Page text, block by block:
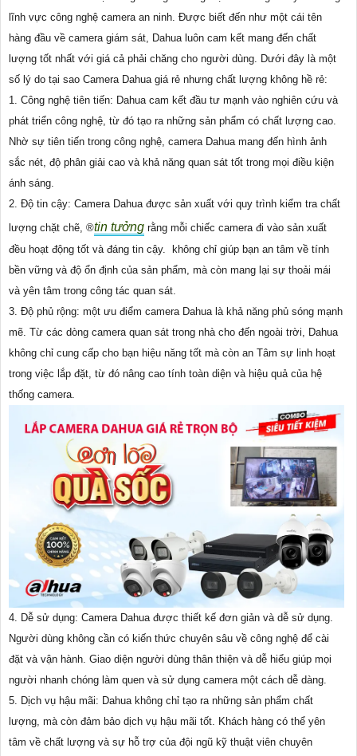
lĩnh vực công nghệ camera an ninh. Được biết đến như một cái tên
hàng đầu về camera giám sát, Dahua luôn cam kết mang đến chất
lượng tốt nhất với giá cả phải chăng cho người dùng. Dưới đây là một
số lý do tại sao Camera Dahua giá rẻ nhưng chất lượng không hề rẻ:
1. Công nghệ tiên tiến: Dahua cam kết đầu tư mạnh vào nghiên cứu và
phát triển công nghệ, từ đó tạo ra những sản phẩm có chất lượng cao.
Nhờ sự tiên tiến trong công nghệ, camera Dahua mang đến hình ảnh
sắc nét, độ phân giải cao và khả năng quan sát tốt trong mọi điều kiện
ánh sáng.
2. Độ tin cậy: Camera Dahua được sản xuất với quy trình kiểm tra chất
lượng chặt chẽ, ®️tin tưởng rằng mỗi chiếc camera đi vào sản xuất
đều hoạt động tốt và đáng tin cậy.
không chỉ giúp bạn an tâm về tính
bền vững và độ ổn định của sản phẩm, mà còn mang lại sự thoải mái
và yên tâm trong công tác quan sát.
3. Độ phủ rộng: một ưu điểm camera Dahua là khả năng phủ sóng mạnh
mẽ. Từ các dòng camera quan sát trong nhà cho đến ngoài trời, Dahua
không chỉ cung cấp cho bạn hiệu năng tốt mà còn an Tâm sự linh hoạt
trong việc lắp đặt, từ đó nâng cao tính toàn diện và hiệu quả của hệ
thống camera.
4. Dễ sử dụng: Camera Dahua được thiết kế đơn giản và dễ sử dụng.
Người dùng không cần có kiến thức chuyên sâu về công nghệ để cài
đặt và vận hành. Giao diện người dùng thân thiện và dễ hiểu giúp mọi
người nhanh chóng làm quen và sử dụng camera một cách dễ dàng.
5. Dịch vụ hậu mãi: Dahua không chỉ tạo ra những sản phẩm chất
lượng, mà còn đảm bảo dịch vụ hậu mãi tốt. Khách hàng có thể yên
tâm về chất lượng và sự hỗ trợ của đội ngũ kỹ thuật viên chuyên